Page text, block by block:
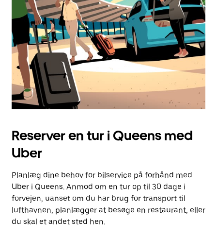
Reserver en tur i Queens med
Uber
Planlæg dine behov for bilservice på forhånd med
Uber i Queens. Anmod om en tur op til 30 dage i
forvejen, uanset om du har brug for transport til
lufthavnen, planlægger at besøge en restaurant, eller
du skal et andet sted hen.